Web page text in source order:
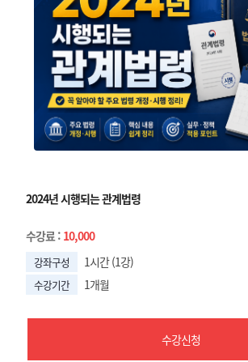
2024년 시행되는 관계법령
수강료: 10,000
강좌구성 1시간 (1강)
수강기간 1개월
수강신청